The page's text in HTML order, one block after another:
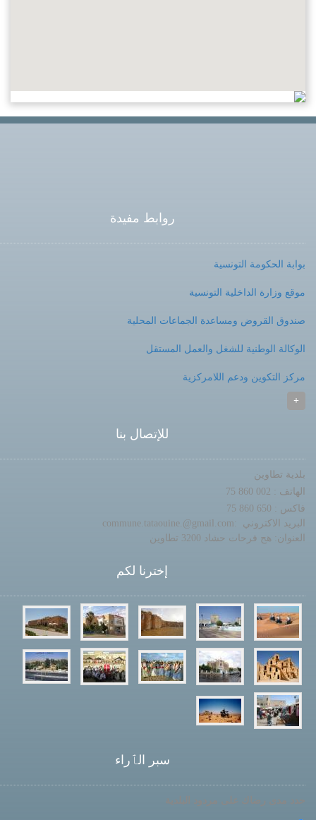
روابط مفيدة
بوابة الحكومة التونسية
موقع وزارة الداخلية التونسية
صندوق القروض ومساعدة الجماعات المحلية
الوكالة الوطنية للشغل والعمل المستقل
مركز التكوين ودعم اللامركزية
+
للإتصال بنا
بلدية تطاوين
الهاتف : 002 860 75
فاكس : 650 860 75
البريد الاكتروني :commune.tataouine.@gmail.com
العنوان: هج فرحات حشاد 3200 تطاوين
إخترنا لكم
سبر الٱراء